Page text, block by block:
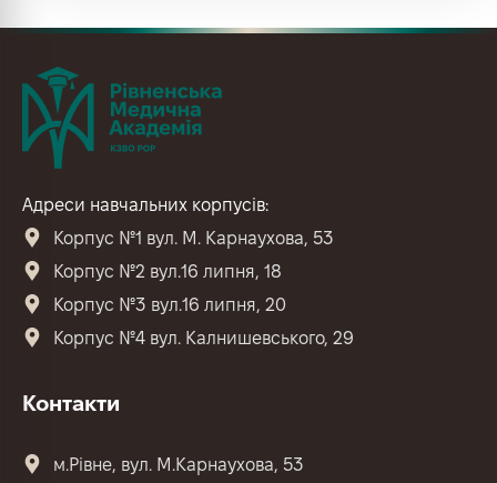
Адреси навчальних корпусів:
Корпус №1 вул. М. Карнаухова, 53
Корпус №2 вул.16 липня, 18
Корпус №3 вул.16 липня, 20
Корпус №4 вул. Калнишевського, 29
Контакти
м.Рівне, вул. М.Карнаухова, 53